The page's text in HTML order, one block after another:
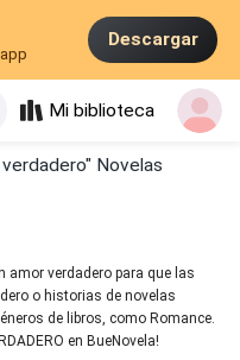
Descargar
Mi biblioteca
Novelas
amor verdadero para que las
o historias de novelas
de libros, como Romance.
en BueNovela!